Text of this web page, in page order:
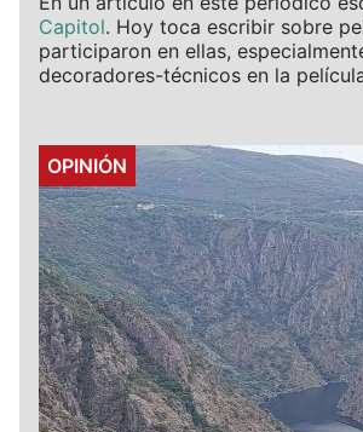
Capitol. Hoy toca escribir sobre
participaron en ellas,
decoradores-técnicos en la
Details
OPINIÓN